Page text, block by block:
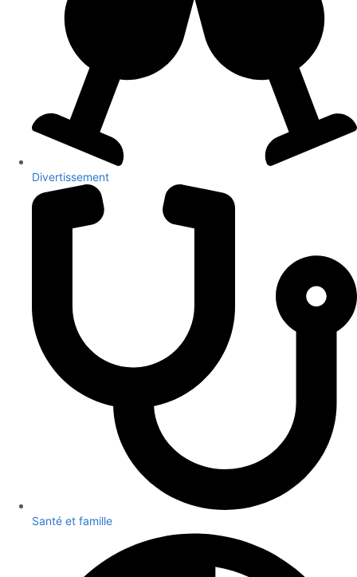
Divertissement
Santé et famille